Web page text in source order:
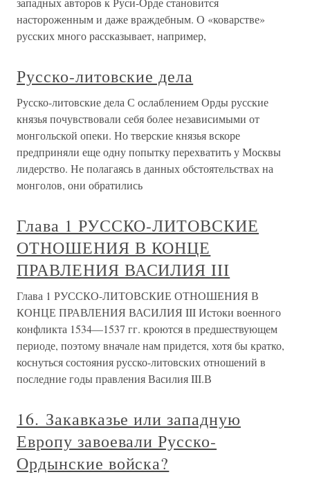
настороженным и даже враждебным. О «коварстве»
русских много рассказывает, например,
Русско-литовские дела
Русско-литовские дела С ослаблением Орды русские
князья почувствовали себя более независимыми от
монгольской опеки. Но тверские князья вскоре
предприняли еще одну попытку перехватить у Москвы
лидерство. Не полагаясь в данных обстоятельствах на
монголов, они обратились
Глава 1 РУССКО-ЛИТОВСКИЕ
ОТНОШЕНИЯ В КОНЦЕ
ПРАВЛЕНИЯ ВАСИЛИЯ III
Глава 1 РУССКО-ЛИТОВСКИЕ ОТНОШЕНИЯ В
КОНЦЕ ПРАВЛЕНИЯ ВАСИЛИЯ III Истоки военного
конфликта 1534—1537 гг. кроются в предшествующем
периоде, поэтому вначале нам придется, хотя бы кратко,
коснуться состояния русско-литовских отношений в
последние годы правления Василия III.В
16. Закавказье или западную
Европу завоевали Русско-
Ордынские войска?